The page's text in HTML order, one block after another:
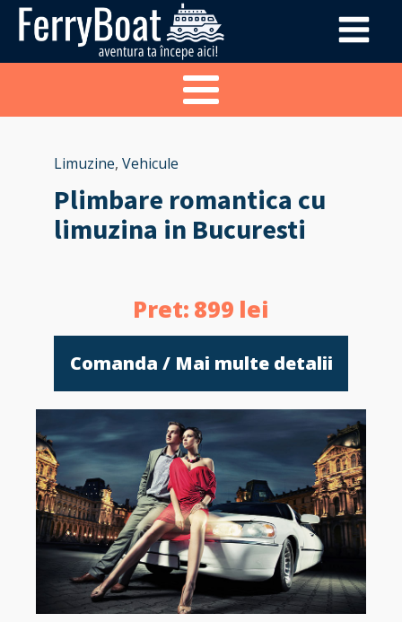
Limuzine, Vehicule
Plimbare romantica cu
limuzina in Bucuresti
Pret: 899 lei
Comanda / Mai multe detalii